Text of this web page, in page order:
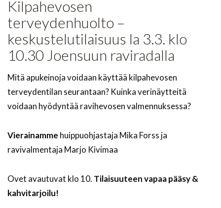
Kilpahevosen
terveydenhuolto –
keskustelutilaisuus la 3.3. klo
10.30 Joensuun raviradalla
Mitä apukeinoja voidaan käyttää kilpahevosen
terveydentilan seurantaan? Kuinka verinäytteitä
voidaan hyödyntää ravihevosen valmennuksessa?
Vierainamme huippuohjastaja Mika Forss ja
ravivalmentaja Marjo Kivimaa
Ovet avautuvat klo 10. Tilaisuuteen vapaa pääsy &
kahvitarjoilu!